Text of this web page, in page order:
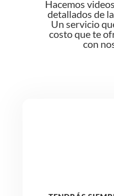
Hacemos
detallados de
Un servicio
costo que te
con